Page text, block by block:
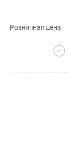
Розничная цена